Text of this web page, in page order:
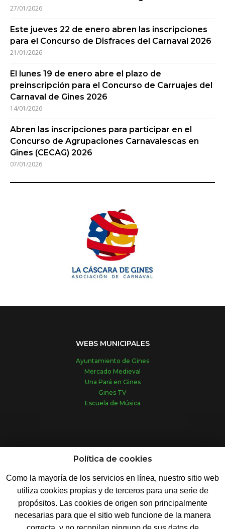
27/01/2026
Este jueves 22 de enero abren las inscripciones
para el Concurso de Disfraces del Carnaval 2026
21/01/2026
El lunes 19 de enero abre el plazo de
preinscripción para el Concurso de Carruajes del
Carnaval de Gines 2026
14/01/2026
Abren las inscripciones para participar en el
Concurso de Agrupaciones Carnavalescas en
Gines (CECAG) 2026
07/01/2026
WEBS MUNICIPALES
Ayuntamiento de Gines
Mercado Medieval
Una Pará en Gines
Gines TV
Escuela de Música
© 2019 - Ayuntamiento de Gines
Política de cookies
Como la mayoría de los servicios en línea, nuestro sitio web
utiliza cookies propias y de terceros para una serie de
propósitos. Las cookies de origen son principalmente
necesarias para que el sitio web funcione de la manera